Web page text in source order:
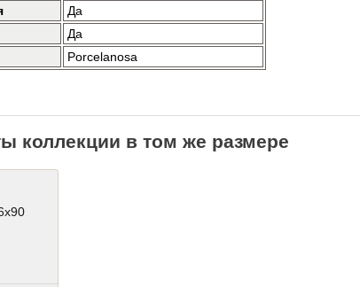
Да
Да
Porcelanosa
коллекции в том же размере